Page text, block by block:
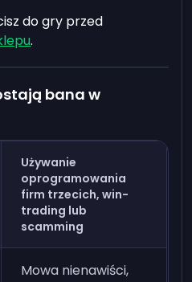
do gry przed
.
bana w
Używanie
oprogramowania
firm trzecich, win-
trading lub
scamming
Mowa nienawiści,